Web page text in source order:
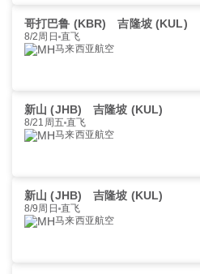
哥打巴鲁 (KBR) 吉隆坡 (KUL)
8/2周日 直飞
马来西亚航空
新山 (JHB) 吉隆坡 (KUL)
8/21周五 直飞
马来西亚航空
新山 (JHB) 吉隆坡 (KUL)
8/9周日 直飞
马来西亚航空